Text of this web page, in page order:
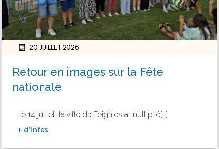
20 JUILLET 2026
Retour en images sur la Fête
nationale
Le 14 juillet, la ville de Feignies a multiplié[…]
+ d’infos